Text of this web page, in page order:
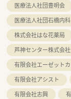
医療法人社団豊明会
医療法人社団石橋内科
株式会社はな花薬局
芦神センター株式会社
有限会社エーゼット
有限会社アシスト
有限会社志興